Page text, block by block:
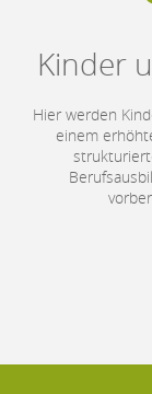
Kinder
Hier werden
einem